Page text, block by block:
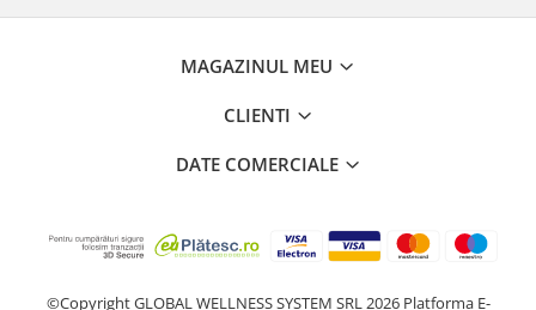
MAGAZINUL MEU
CLIENTI
DATE COMERCIALE
©Copyright GLOBAL WELLNESS SYSTEM SRL 2026 Platforma E-